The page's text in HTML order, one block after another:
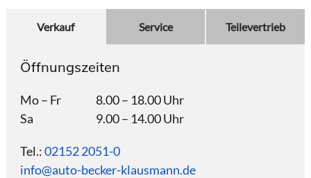
Öffnungszeiten
Mo – Fr
Sa
8.00 – 18.00 Uhr
9.00 – 14.00 Uhr
Tel.:02152 2051-0
info@auto-becker-klausmann.de
Verkauf Service Teilevertrieb